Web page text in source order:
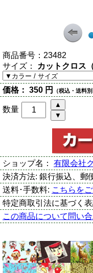
商品番号： 23482
サイズ： カットクロス
価格： 350 円 （税込・送料別
数量
ショップ名： 有限会社
決済方法: 銀行振込、郵
送料･手数料: こちらを
特定商取引法に基づく
この商品について問い